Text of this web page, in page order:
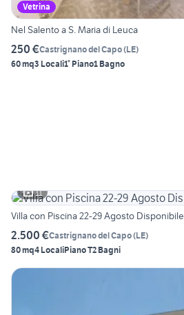
Vetrina
Nel Salento a S. Maria di Leuca
250 €Castrignano del Capo(LE)
60 mq3 Locali1° Piano1 Bagno
11
Villa con Piscina 22-29 Agosto Disponibile
2.500 €Castrignano del Capo(LE)
80 mq4 LocaliPiano T2 Bagni